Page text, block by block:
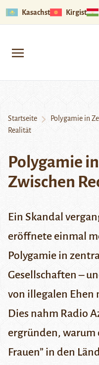
Kasachstan Kirgistan
Startseite
Polygamie in
Realität
Polygamie
Zwischen
Ein Skandal
eröffnete einmal
Polygamie in
Gesellschaften –
von illegalen Ehen
Dies nahm Radio
ergründen, warum
Frauen” in den